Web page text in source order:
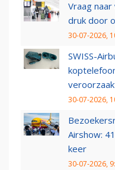
Vraag
druk door
30-07-2026,
SWISS-
30-07-2026,
Airshow:
keer
30-07-2026,